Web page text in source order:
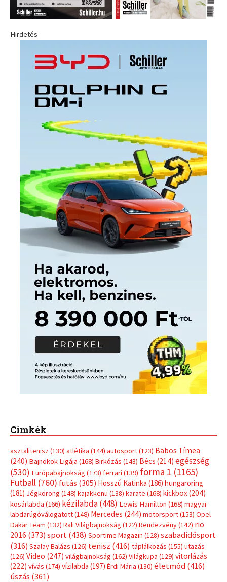
Hirdetés
Címkék
asztalitenisz (130) atlétika (144) autosport(123) Babos Tímea
(240) Bajnokok Ligája (168) Birkózás (143) Bécs (214) egészség
(530) Európabajnokság (173) ferrari (139) forma 1 (1165)
Futball (760) futás (305) Hosszú Katinka (186) hungaroring
(181) Jégkorong (148) kajakkenu (138) karate (168) kickbox(204)
kosárlabda (166) kézilabda(448) Lewis Hamilton (168) magyar
labdarúgóválogatott(148) Mercedes (244) motorsport(153) Opel
Dakar Team (132) Rali Világbajnokság (122) Rendezvény(142) rio
2016 (373) sport(438) Sportime Magazin (128) szabadidősport
(316) Szalay Balázs (126) tenisz (416) táplálkozás (155) utazás
(126) Video (247) világbajnokság (162) Világkupa (129) vitorlázás
(222) vívás (174) vízilabda (197) Érdi Mária (130) életmód(416)
úszás (361)